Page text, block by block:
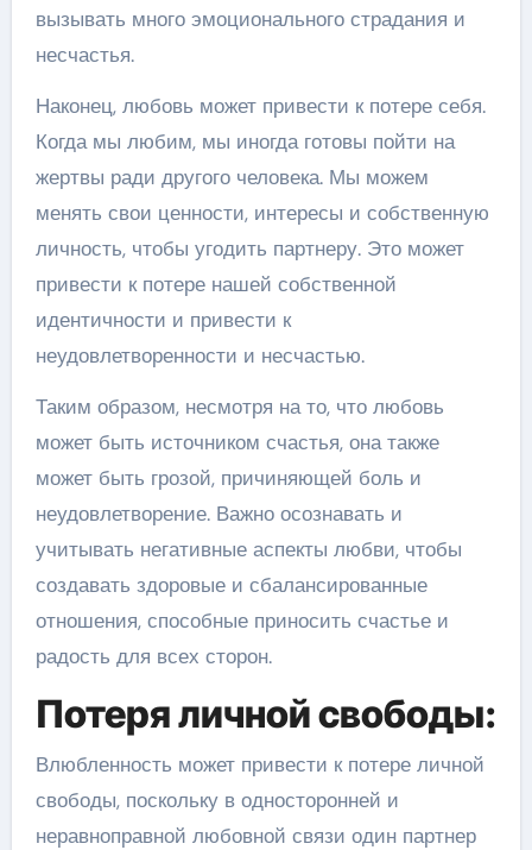
вызывать много эмоционального страдания и
несчастья.
Наконец, любовь может привести к потере себя.
Когда мы любим, мы иногда готовы пойти на
жертвы ради другого человека. Мы можем
менять свои ценности, интересы и собственную
личность, чтобы угодить партнеру. Это может
привести к потере нашей собственной
идентичности и привести к
неудовлетворенности и несчастью.
Таким образом, несмотря на то, что любовь
может быть источником счастья, она также
может быть грозой, причиняющей боль и
неудовлетворение. Важно осознавать и
учитывать негативные аспекты любви, чтобы
создавать здоровые и сбалансированные
отношения, способные приносить счастье и
радость для всех сторон.
Потеря личной свободы:
Влюбленность может привести к потере личной
свободы, поскольку в односторонней и
неравноправной любовной связи один партнер